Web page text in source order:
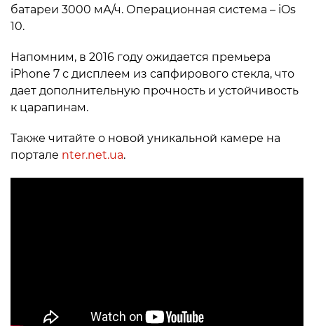
батареи 3000 мА/ч. Операционная система – iOs
10.
Напомним, в 2016 году ожидается премьера
iPhone 7 с дисплеем из сапфирового стекла, что
дает дополнительную прочность и устойчивость
к царапинам.
Также читайте о новой уникальной камере на
портале nter.net.ua.